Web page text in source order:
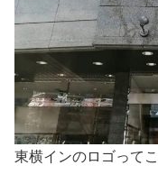
東横インのロゴって